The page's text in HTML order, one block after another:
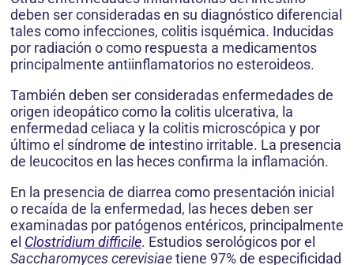
deben ser consideradas en su diagnóstico diferencial
tales como infecciones, colitis isquémica. Inducidas
por radiación o como respuesta a medicamentos
principalmente antiinflamatorios no esteroideos.
También deben ser consideradas enfermedades de
origen ideopático como la colitis ulcerativa, la
enfermedad celiaca y la colitis microscópica y por
último el síndrome de intestino irritable. La presencia
de leucocitos en las heces confirma la inflamación.
En la presencia de diarrea como presentación inicial
o recaída de la enfermedad, las heces deben ser
examinadas por patógenos entéricos, principalmente
el Clostridium difficile. Estudios serológicos por el
Saccharomyces cerevisiaetiene 97% de especificidad